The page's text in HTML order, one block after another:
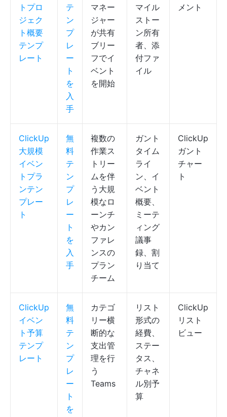
トプロ
ジェク
ト概要
テンプ
レート
テ
ン
プ
レ
ー
ト
を
入
手
マネー
ジャー
が共有
ブリー
フでイ
ベント
を開始
マイル
ストー
ン所有
者、添
付ファ
イル
メント
ClickUp
大規模
イベン
トプラ
ンテン
プレー
ト
無
料
テ
ン
プ
レ
ー
ト
を
入
手
複数の
作業ス
トリー
ムを伴
う大規
模なロ
ーンチ
やカン
ファレ
ンスの
プラン
チーム
ガント
タイム
ライ
ン、イ
ベント
概要、
ミーテ
ィング
議事
録、割
り当て
ClickUp
ガント
チャー
ト
ClickUp
イベン
ト予算
テンプ
レート
無
料
テ
ン
プ
レ
ー
ト
を
カテゴ
リー横
断的な
支出管
理を行
う
Teams
リスト
形式の
経費、
ステー
タス、
チャネ
ル別予
算
ClickUp
リスト
ビュー